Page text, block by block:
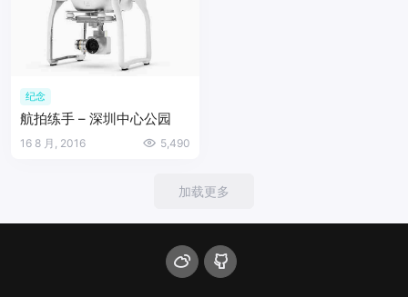
纪念
航拍练手 – 深圳中心公园
16 8 月, 2016 5,490
加载更多